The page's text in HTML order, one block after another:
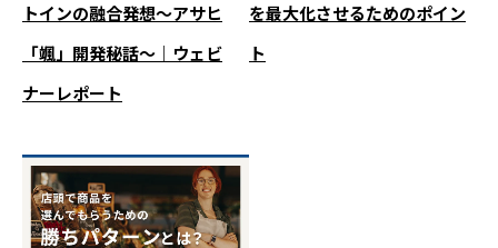
トインの融合発想～アサヒ
「颯」開発秘話～｜ウェビ
ナーレポート
を最大化させるためのポイン
ト